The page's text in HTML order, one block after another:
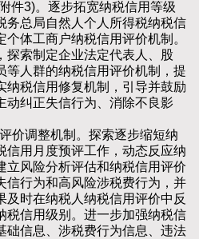
件3)。逐步拓宽纳税信用等级
务总局自然人个人所得税纳税信
体工商户纳税信用评价机制。
探索制定企业法定代表人、股
等人群的纳税信用评价机制，提
纳税信用修复机制，引导并鼓励
动纠正失信行为、消除不良影
调整机制。探索逐步缩短纳
信用月度预评工作，动态反应纳
立风险分析评估和纳税信用评价
信行为和高风险涉税费行为，并
及时在纳税人纳税信用评价中反
税信用级别。进一步加强纳税信
础信息、涉税费行为信息、违法